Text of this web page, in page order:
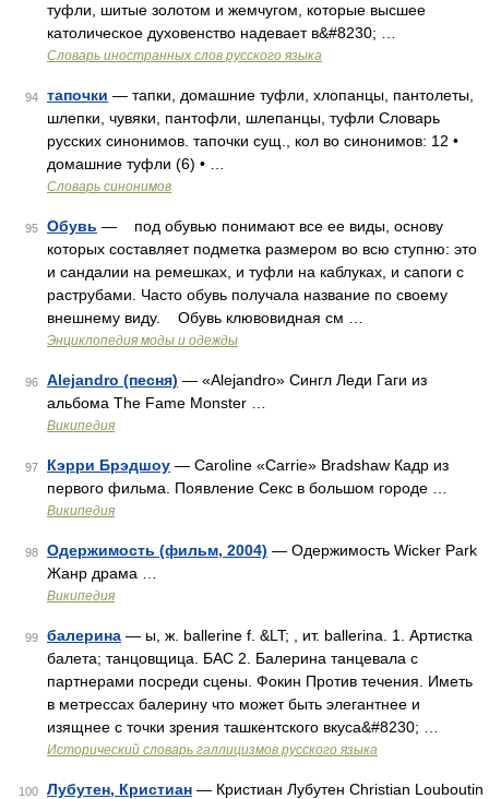
туфли, шитые золотом и жемчугом, которые высшее
католическое духовенство надевает в&#8230; …
Словарь иностранных слов русского языка
94 тапочки — тапки, домашние туфли, хлопанцы, пантолеты,
шлепки, чувяки, пантофли, шлепанцы, туфли Словарь
русских синонимов. тапочки сущ., кол во синонимов: 12 •
домашние туфли (6) • …
Словарь синонимов
95 Обувь — под обувью понимают все ее виды, основу
которых составляет подметка размером во всю ступню: это
и сандалии на ремешках, и туфли на каблуках, и сапоги с
раструбами. Часто обувь получала название по своему
внешнему виду. Обувь клювовидная см …
Энциклопедия моды и одежды
96 Alejandro (песня) — «Alejandro» Сингл Леди Гаги из
альбома The Fame Monster …
Википедия
97 Кэрри Брэдшоу — Caroline «Carrie» Bradshaw Кадр из
первого фильма. Появление Секс в большом городе …
Википедия
98 Одержимость (фильм, 2004) — Одержимость Wicker Park
Жанр драма …
Википедия
99 балерина — ы, ж. ballerine f. &LT; , ит. ballerina. 1. Артистка
балета; танцовщица. БАС 2. Балерина танцевала с
партнерами посреди сцены. Фокин Против течения. Иметь
в метрессах балерину что может быть элегантнее и
изящнее с точки зрения ташкентского вкуса&#8230; …
Исторический словарь галлицизмов русского языка
100 Лубутен, Кристиан — Кристиан Лубутен Christian Louboutin